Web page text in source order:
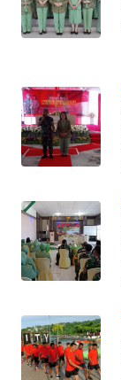
SUMEDANG
WN
KEPULAUAN
SERIBU
WN
TANGERANG
WN
WN
CIREBON